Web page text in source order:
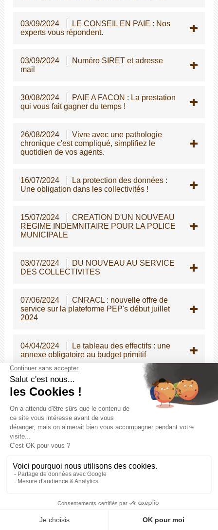
03/09/2024
LE CONSEIL EN PAIE : Nos
experts vous répondent.
03/09/2024
Numéro SIRET et adresse
mail
30/08/2024
PAIE A FACON : La prestation
qui vous fait gagner du temps !
26/08/2024
Vivre avec une pathologie
chronique c'est compliqué, simplifiez le
quotidien de vos agents.
16/07/2024
La protection des données :
Une obligation dans les collectivités !
15/07/2024
CREATION D'UN NOUVEAU
REGIME INDEMNITAIRE POUR LA POLICE
MUNICIPALE
03/07/2024
DU NOUVEAU AU SERVICE
DES COLLECTIVITES
07/06/2024
CNRACL : nouvelle offre de
service sur la plateforme PEP's début juillet
2024
04/04/2024
Le tableau des effectifs : une
annexe obligatoire au budget primitif
03/04/2024
Guide sur la protection
fonctionnelle des agents publics
12/03/2024
PLATEFORME PEP's ET
DELEGATION
23/02/2024
Evolution de l'indemnisation
et jours féries pour la filière médico-sociale